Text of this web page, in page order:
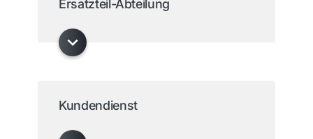
Ersatzteil-Abteilung
Kundendienst